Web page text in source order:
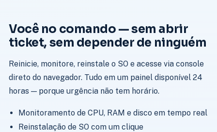
Você no comando — sem abrir
ticket, sem depender de ninguém
Reinicie, monitore, reinstale o SO e acesse via console
direto do navegador. Tudo em um painel disponível 24
horas — porque urgência não tem horário.
Monitoramento de CPU, RAM e disco em tempo real
Reinstalação de SO com um clique